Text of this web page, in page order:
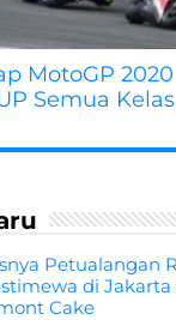
MotoGP
Semua Kelas
Petualangan
di
Cake